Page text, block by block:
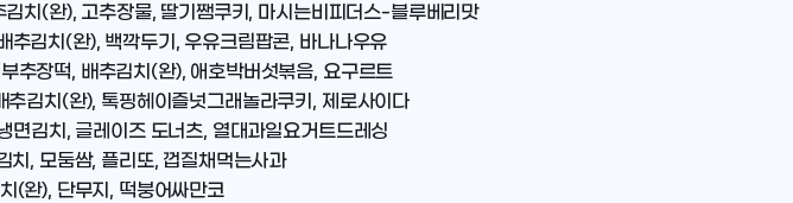
치(완), 고추장물, 딸기쨈쿠키, 마시는비피더스-블루베리맛
추김치(완), 백깍두기, 우유크림팝콘, 바나나우유
추장떡, 배추김치(완), 애호박버섯볶음, 요구르트
김치(완), 톡핑헤이즐넛그래놀라쿠키, 제로사이다
김치, 글레이즈 도너츠, 열대과일요거트드레싱
치, 모둠쌈, 플리또, 껍질채먹는사과
(완), 단무지, 떡붕어싸만코